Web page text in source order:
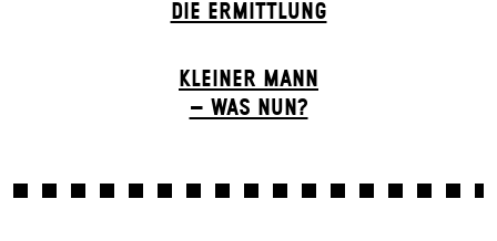
DIE ERMITTLUNG
KLEINER MANN
– WAS NUN?